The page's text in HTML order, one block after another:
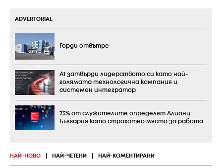
НАЙ-НОВО НАЙ-ЧЕТЕНИ НАЙ-КОМЕНТИРАНИ
ADVERTORIAL
Горди отвътре
А1 затвърди лидерството си като най-
голямата технологична компания и
системен интегратор
75% от служителите определят Алианц
България като страхотно място за работа